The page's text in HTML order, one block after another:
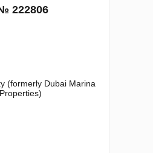
222806
(formerly Dubai Marina